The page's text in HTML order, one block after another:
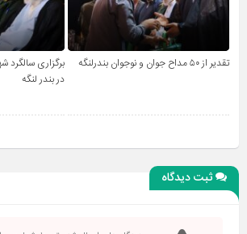
تقدیر از ۵۰ مداح جوان و نوجوان بندرلنگه
برگزاری
در بندر لنگه
ثبت دیدگاه